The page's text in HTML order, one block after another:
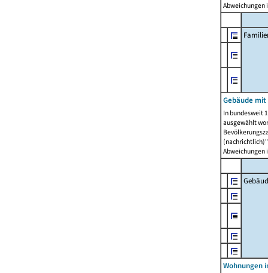
Abweichungen
Gebäude
In bundesweit
ausgewählt
Abweichungen
Wohnungen